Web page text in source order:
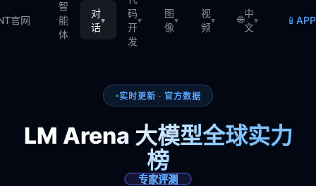
官网
智
能
体
对
话
▾
码
开
发
▾
图
像
▾
视
频
▾ 🌐
中
文
▾ 📱
实时更新 · 官方数据
LM Arena 大模型全球实力
榜
专家评测